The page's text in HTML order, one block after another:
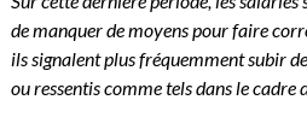
de manquer de moyens pour faire
ils signalent plus fréquemment subir
ou ressentis comme tels dans le cadre